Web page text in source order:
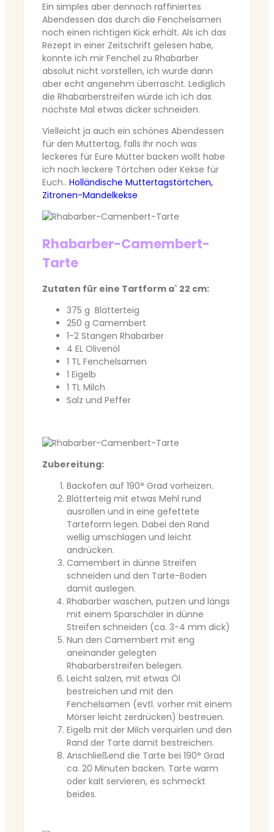
Ein simples aber dennoch raffiniertes
Abendessen das durch die Fenchelsamen
noch einen richtigen Kick erhält. Als ich das
Rezept in einer Zeitschrift gelesen habe,
konnte ich mir Fenchel zu Rhabarber
absolut nicht vorstellen, ich wurde dann
aber echt angenehm überrascht. Lediglich
die Rhabarberstreifen würde ich ich das
nächste Mal etwas dicker schneiden.
Vielleicht ja auch ein schönes Abendessen
für den Muttertag, falls Ihr noch was
leckeres für Eure Mütter backen wollt habe
ich noch leckere Törtchen oder Kekse für
Euch.. Holländische Muttertagstörtchen,
Zitronen-Mandelkekse
Rhabarber-Camembert-
Tarte
Zutaten für eine Tartform a` 22 cm:
375 g Blätterteig
250 g Camembert
1-2 Stangen Rhabarber
4 EL Olivenöl
1 TL Fenchelsamen
1 Eigelb
1 TL Milch
Salz und Peffer
Zubereitung:
Backofen auf 190° Grad vorheizen.
Blätterteig mit etwas Mehl rund
ausrollen und in eine gefettete
Tarteform legen. Dabei den Rand
wellig umschlagen und leicht
andrücken.
Camembert in dünne Streifen
schneiden und den Tarte-Boden
damit auslegen.
Rhabarber waschen, putzen und längs
mit einem Sparschäler in dünne
Streifen schneiden (ca. 3-4 mm dick)
Nun den Camembert mit eng
aneinander gelegten
Rhabarberstreifen belegen.
Leicht salzen, mit etwas Öl
bestreichen und mit den
Fenchelsamen (evtl. vorher mit einem
Mörser leicht zerdrücken) bestreuen.
Eigelb mit der Milch verquirlen und den
Rand der Tarte damit bestreichen.
Anschließend die Tarte bei 190° Grad
ca. 20 Minuten backen. Tarte warm
oder kalt servieren, es schmeckt
beides.